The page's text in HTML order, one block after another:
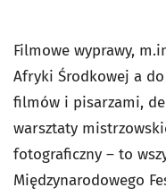
Filmowe wyprawy,
Afryki Środkowej a
filmów i pisarzami,
warsztaty
fotograficzny – to
Międzynarodowego